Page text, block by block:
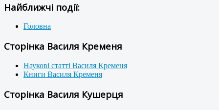
Найближчі події:
Головна
Сторінка Василя Кременя
Наукові статті Василя Кременя
Книги Василя Кременя
Сторінка Василя Кушерця